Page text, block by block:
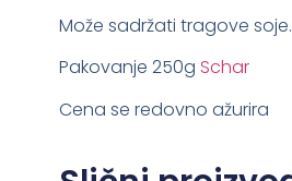
Može sadržati tragove soje.
Pakovanje 250g Schar
Cena se redovno ažurira